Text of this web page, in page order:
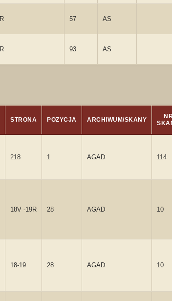
R 57 AS
R 93 AS
STRONA POZYCJA ARCHIWUM/SKANY
218 1 AGAD 114
18V -19R 28 AGAD 10
18-19 28 AGAD 10